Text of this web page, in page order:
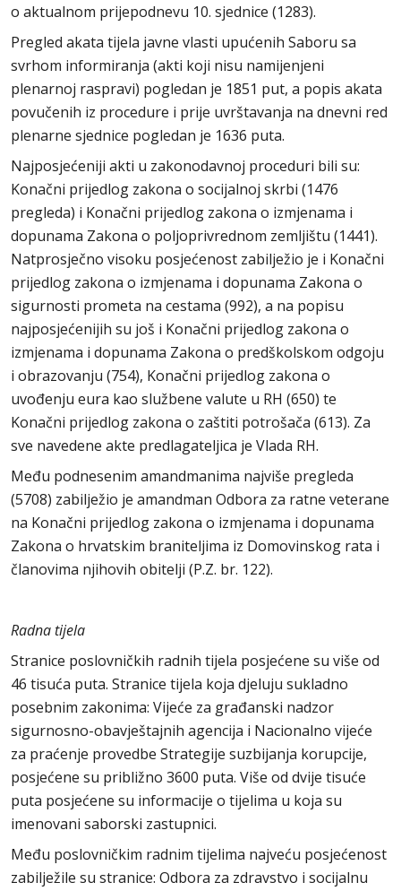
o aktualnom prijepodnevu 10. sjednice (1283).
Pregled akata tijela javne vlasti upućenih Saboru sa
svrhom informiranja (akti koji nisu namijenjeni
plenarnoj raspravi) pogledan je 1851 put, a popis akata
povučenih iz procedure i prije uvrštavanja na dnevni red
plenarne sjednice pogledan je 1636 puta.
Najposjećeniji akti u zakonodavnoj proceduri bili su:
Konačni prijedlog zakona o socijalnoj skrbi (1476
pregleda) i Konačni prijedlog zakona o izmjenama i
dopunama Zakona o poljoprivrednom zemljištu (1441).
Natprosječno visoku posjećenost zabilježio je i Konačni
prijedlog zakona o izmjenama i dopunama Zakona o
sigurnosti prometa na cestama (992), a na popisu
najposjećenijih su još i Konačni prijedlog zakona o
izmjenama i dopunama Zakona o predškolskom odgoju
i obrazovanju (754), Konačni prijedlog zakona o
uvođenju eura kao službene valute u RH (650) te
Konačni prijedlog zakona o zaštiti potrošača (613). Za
sve navedene akte predlagateljica je Vlada RH.
Među podnesenim amandmanima najviše pregleda
(5708) zabilježio je amandman Odbora za ratne veterane
na Konačni prijedlog zakona o izmjenama i dopunama
Zakona o hrvatskim braniteljima iz Domovinskog rata i
članovima njihovih obitelji (P.Z. br. 122).
Radna tijela
Stranice poslovničkih radnih tijela posjećene su više od
46 tisuća puta. Stranice tijela koja djeluju sukladno
posebnim zakonima: Vijeće za građanski nadzor
sigurnosno-obavještajnih agencija i Nacionalno vijeće
za praćenje provedbe Strategije suzbijanja korupcije,
posjećene su približno 3600 puta. Više od dvije tisuće
puta posjećene su informacije o tijelima u koja su
imenovani saborski zastupnici.
Među poslovničkim radnim tijelima najveću posjećenost
zabilježile su stranice: Odbora za zdravstvo i socijalnu